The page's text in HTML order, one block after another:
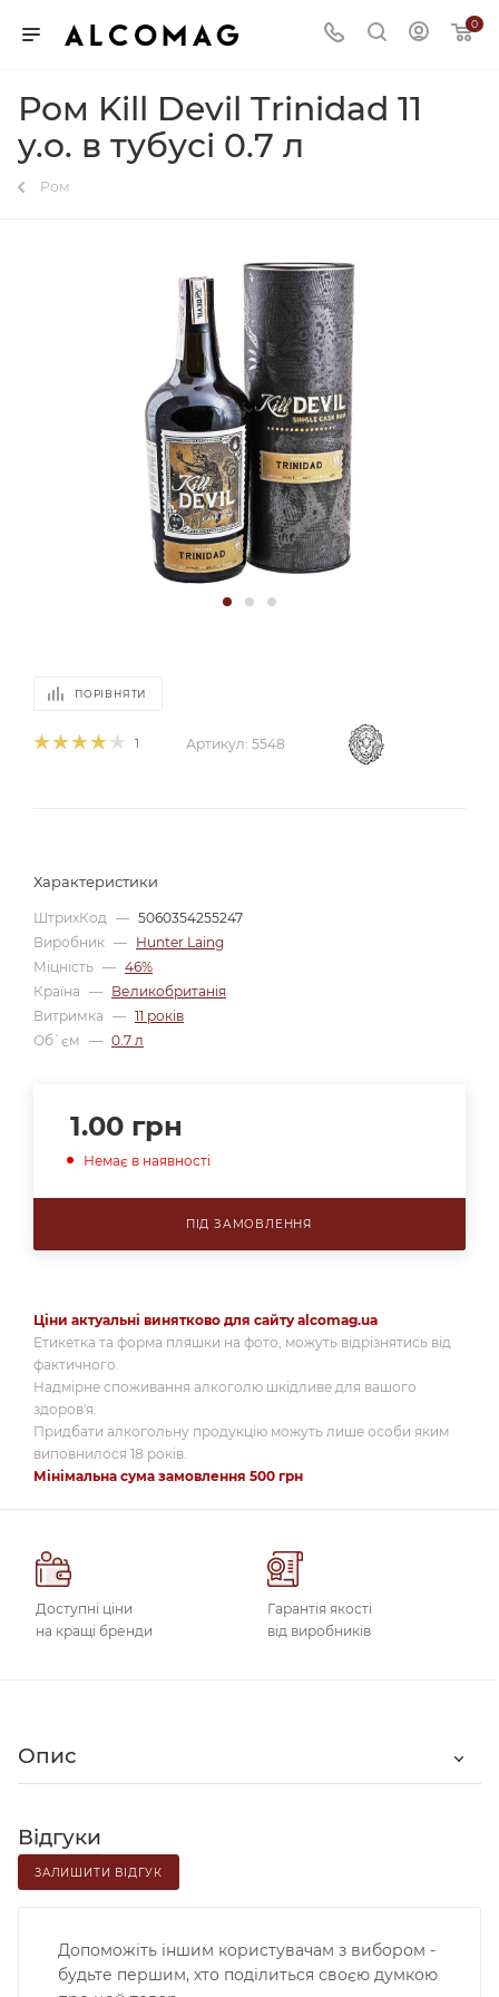
0
Ром Kill Devil Trinidad 11
y.o. в тубусі 0.7 л
Ром
ПОРІВНЯТИ
1 Артикул: 5548
Характеристики
ШтрихКод — 5060354255247
Виробник — Hunter Laing
Міцність — 46%
Країна — Великобританія
Витримка — 11 років
Об`єм — 0.7 л
1.00 грн
Немає в наявності
ПІД ЗАМОВЛЕННЯ
Ціни актуальні винятково для сайту alcomag.ua
Етикетка та форма пляшки на фото, можуть відрізнятись від
фактичного.
Надмірне споживання алкоголю шкідливе для вашого
здоров'я.
Придбати алкогольну продукцію можуть лише особи яким
виповнилося 18 років.
Мінімальна сума замовлення 500 грн
Доступні ціни
на кращі бренди
Гарантія якості
від виробників
Опис
Відгуки
ЗАЛИШИТИ ВІДГУК
Допоможіть іншим користувачам з вибором -
будьте першим, хто поділиться своєю думкою